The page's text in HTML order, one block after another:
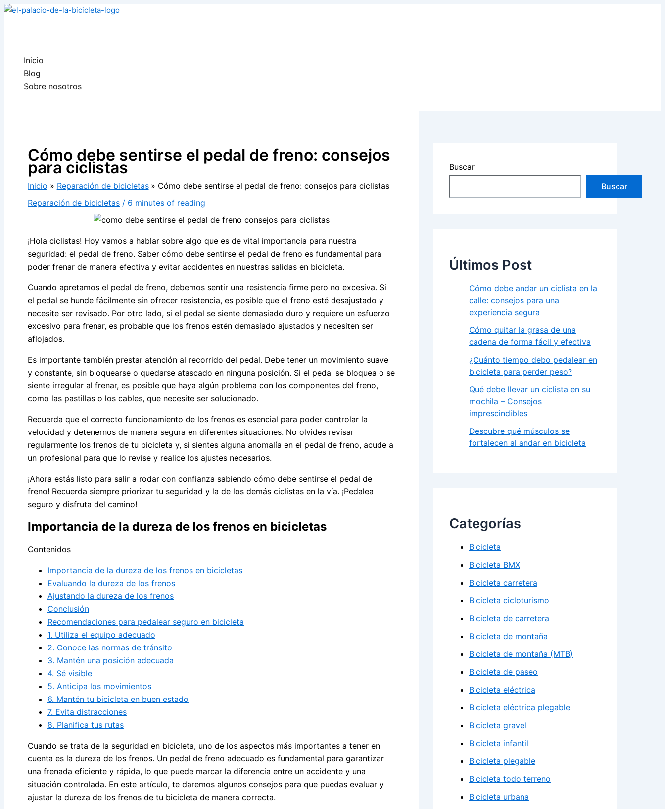
Ir
Inicio
Blog
Sobre nosotros
Cómo debe sentirse el pedal de freno: consejos
para ciclistas
Inicio Reparación de bicicletas
Cómo debe sentirse el pedal de freno: consejos para ciclistas
Reparación de bicicletas / 6 minutes of reading
¡Hola ciclistas! Hoy vamos a hablar sobre algo que es de vital importancia para nuestra
seguridad: el pedal de freno. Saber cómo debe sentirse el pedal de freno es fundamental para
poder frenar de manera efectiva y evitar accidentes en nuestras salidas en bicicleta.
Cuando apretamos el pedal de freno, debemos sentir una resistencia firme pero no excesiva. Si
el pedal se hunde fácilmente sin ofrecer resistencia, es posible que el freno esté desajustado y
necesite ser revisado. Por otro lado, si el pedal se siente demasiado duro y requiere un esfuerzo
excesivo para frenar, es probable que los frenos estén demasiado ajustados y necesiten ser
aflojados.
Es importante también prestar atención al recorrido del pedal. Debe tener un movimiento suave
y constante, sin bloquearse o quedarse atascado en ninguna posición. Si el pedal se bloquea o se
siente irregular al frenar, es posible que haya algún problema con los componentes del freno,
como las pastillas o los cables, que necesite ser solucionado.
Recuerda que el correcto funcionamiento de los frenos es esencial para poder controlar la
velocidad y detenernos de manera segura en diferentes situaciones. No olvides revisar
regularmente los frenos de tu bicicleta y, si sientes alguna anomalía en el pedal de freno, acude a
un profesional para que lo revise y realice los ajustes necesarios.
¡Ahora estás listo para salir a rodar con confianza sabiendo cómo debe sentirse el pedal de
freno! Recuerda siempre priorizar tu seguridad y la de los demás ciclistas en la vía. ¡Pedalea
seguro y disfruta del camino!
Importancia de la dureza de los frenos en bicicletas
Contenidos
Importancia de la dureza de los frenos en bicicletas
Evaluando la dureza de los frenos
Ajustando la dureza de los frenos
Conclusión
Recomendaciones para pedalear seguro en bicicleta
1. Utiliza el equipo adecuado
2. Conoce las normas de tránsito
3. Mantén una posición adecuada
4. Sé visible
5. Anticipa los movimientos
6. Mantén tu bicicleta en buen estado
7. Evita distracciones
8. Planifica tus rutas
Cuando se trata de la seguridad en bicicleta, uno de los aspectos más importantes a tener en
cuenta es la dureza de los frenos. Un pedal de freno adecuado es fundamental para garantizar
una frenada eficiente y rápida, lo que puede marcar la diferencia entre un accidente y una
situación controlada. En este artículo, te daremos algunos consejos para que puedas evaluar y
ajustar la dureza de los frenos de tu bicicleta de manera correcta.
Buscar
Buscar
Últimos Post
Cómo debe andar un ciclista en la
calle: consejos para una
experiencia segura
Cómo quitar la grasa de una
cadena de forma fácil y efectiva
¿Cuánto tiempo debo pedalear en
bicicleta para perder peso?
Qué debe llevar un ciclista en su
mochila – Consejos
imprescindibles
Descubre qué músculos se
fortalecen al andar en bicicleta
Categorías
Bicicleta
Bicicleta BMX
Bicicleta carretera
Bicicleta cicloturismo
Bicicleta de carretera
Bicicleta de montaña
Bicicleta de montaña (MTB)
Bicicleta de paseo
Bicicleta eléctrica
Bicicleta eléctrica plegable
Bicicleta gravel
Bicicleta infantil
Bicicleta plegable
Bicicleta todo terreno
Bicicleta urbana